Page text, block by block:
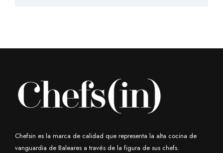
Chefsin es la marca de calidad que representa la alta cocina de
vanguardia de Baleares a través de la figura de sus chefs.